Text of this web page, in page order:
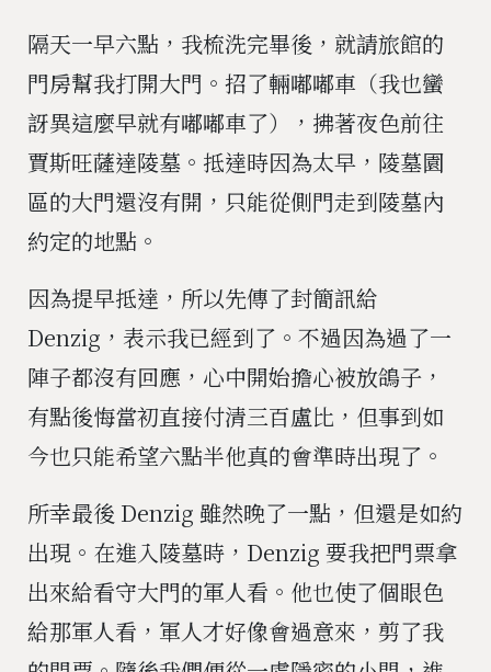
隔天一早六點，我梳洗完畢後，就請旅館的
門房幫我打開大門。招了輛嘟嘟車（我也蠻
訝異這麼早就有嘟嘟車了），拂著夜色前往
賈斯旺薩達陵墓。抵達時因為太早，陵墓園
區的大門還沒有開，只能從側門走到陵墓內
約定的地點。
因為提早抵達，所以先傳了封簡訊給
Denzig，表示我已經到了。不過因為過了一
陣子都沒有回應，心中開始擔心被放鴿子，
有點後悔當初直接付清三百盧比，但事到如
今也只能希望六點半他真的會準時出現了。
所幸最後 Denzig 雖然晚了一點，但還是如約
出現。在進入陵墓時，Denzig 要我把門票拿
出來給看守大門的軍人看。他也使了個眼色
給那軍人看，軍人才好像會過意來，剪了我